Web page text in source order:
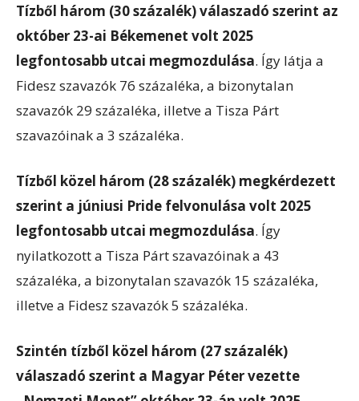
Tízből három (30 százalék) válaszadó szerint az
október 23-ai Békemenet volt 2025
legfontosabb utcai megmozdulása. Így látja a
Fidesz szavazók 76 százaléka, a bizonytalan
szavazók 29 százaléka, illetve a Tisza Párt
szavazóinak a 3 százaléka.
Tízből közel három (28 százalék) megkérdezett
szerint a júniusi Pride felvonulása volt 2025
legfontosabb utcai megmozdulása. Így
nyilatkozott a Tisza Párt szavazóinak a 43
százaléka, a bizonytalan szavazók 15 százaléka,
illetve a Fidesz szavazók 5 százaléka.
Szintén tízből közel három (27 százalék)
válaszadó szerint a Magyar Péter vezette